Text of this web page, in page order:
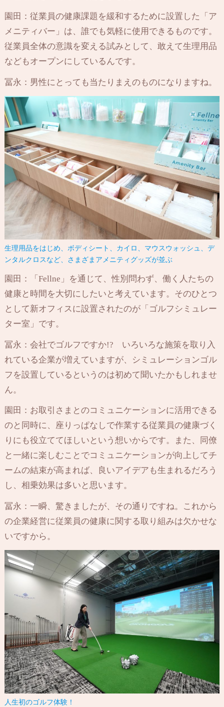
園田：従業員の健康課題を緩和するために設置した「ア
メニティバー」は、誰でも気軽に使用できるものです。
従業員全体の意識を変える試みとして、敢えて生理用品
などもオープンにしているんです。
冨永：男性にとっても当たりまえのものになりますね。
生理用品をはじめ、ボディシート、カイロ、マウスウォッシュ、デ
ンタルクロスなど、さまざまアメニティグッズが並ぶ
園田：「Fellne」を通じて、性別問わず、働く人たちの
健康と時間を大切にしたいと考えています。そのひとつ
として新オフィスに設置されたのが「ゴルフシミュレー
ター室」です。
冨永：会社でゴルフですか!? いろいろな施策を取り入
れている企業が増えていますが、シミュレーションゴル
フを設置しているというのは初めて聞いたかもしれませ
ん。
園田：お取引さまとのコミュニケーションに活用できる
のと同時に、座りっぱなしで作業する従業員の健康づく
りにも役立ててほしいという想いからです。また、同僚
と一緒に楽しむことでコミュニケーションが向上してチ
ームの結束が高まれば、良いアイデアも生まれるだろう
し、相乗効果は多いと思います。
冨永：一瞬、驚きましたが、その通りですね。これから
の企業経営に従業員の健康に関する取り組みは欠かせな
いですから。
人生初のゴルフ体験！